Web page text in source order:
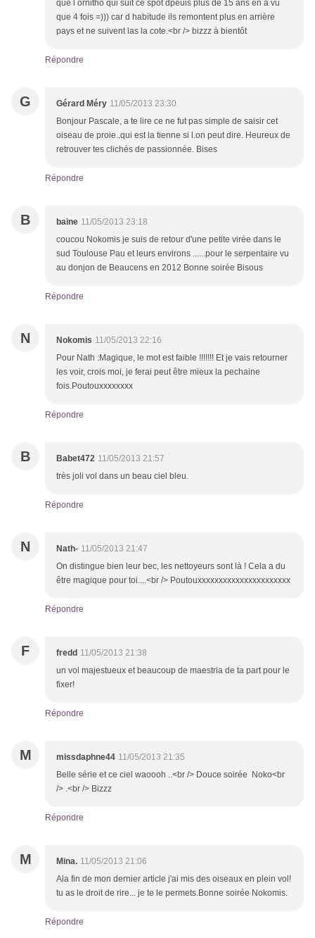
que l ornitho qui suit ce spot dpeuis plus de 15 ans en a vu
que 4 fois =))) car d habitude ils remontent plus en arrière
pays et ne suivent las la cote.<br /> bizzz à bientôt
Répondre
G Gérard Méry 11/05/2013 23:30
Bonjour Pascale, a te lire ce ne fut pas simple de saisir cet
oiseau de proie..qui est la tienne si l.on peut dire. Heureux de
retrouver tes clichés de passionnée. Bises
Répondre
B baine 11/05/2013 23:18
coucou Nokomis je suis de retour d'une petite virée dans le
sud Toulouse Pau et leurs environs ......pour le serpentaire vu
au donjon de Beaucens en 2012 Bonne soirée Bisous
Répondre
N Nokomis 11/05/2013 22:16
Pour Nath :Magique, le mot est faible !!!!!!! Et je vais retourner
les voir, crois moi, je ferai peut être mieux la pechaine
fois.Poutouxxxxxxxx
Répondre
B Babet472 11/05/2013 21:57
très joli vol dans un beau ciel bleu.
Répondre
N Nath- 11/05/2013 21:47
On distingue bien leur bec, les nettoyeurs sont là ! Cela a du
être magique pour toi....<br /> Poutouxxxxxxxxxxxxxxxxxxxxxx
Répondre
F fredd 11/05/2013 21:38
un vol majestueux et beaucoup de maestria de ta part pour le
fixer!
Répondre
M missdaphne44 11/05/2013 21:35
Belle série et ce ciel waoooh ..<br /> Douce soirée Noko<br
/> .<br /> Bizzz
Répondre
M Mina. 11/05/2013 21:06
Ala fin de mon dernier article j'ai mis des oiseaux en plein vol!
tu as le droit de rire... je te le permets.Bonne soirée Nokomis.
Répondre